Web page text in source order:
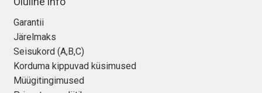
Garantii
Järelmaks
Seisukord (A,B,C)
Korduma kippuvad küsimused
Müügitingimused